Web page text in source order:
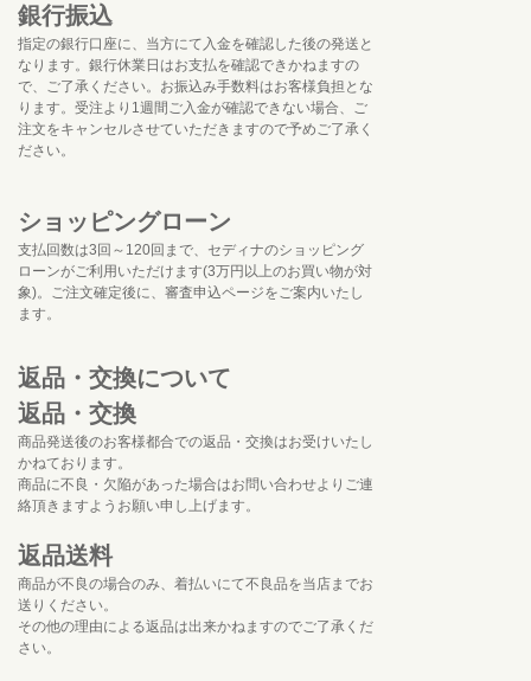
銀行振込
指定の銀行口座に、当方にて入金を確認した後の発送と
なります。銀行休業日はお支払を確認できかねますの
で、ご了承ください。お振込み手数料はお客様負担とな
ります。受注より1週間ご入金が確認できない場合、ご
注文をキャンセルさせていただきますので予めご了承く
ださい。
ショッピングローン
支払回数は3回～120回まで、セディナのショッピング
ローンがご利用いただけます(3万円以上のお買い物が対
象)。ご注文確定後に、審査申込ページをご案内いたし
ます。
返品・交換について
返品・交換
商品発送後のお客様都合での返品・交換はお受けいたし
かねております。
商品に不良・欠陥があった場合はお問い合わせよりご連
絡頂きますようお願い申し上げます。
返品送料
商品が不良の場合のみ、着払いにて不良品を当店までお
送りください。
その他の理由による返品は出来かねますのでご了承くだ
さい。